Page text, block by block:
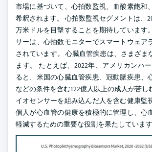
市場に基づいて、心拍数監視、血酸素飽和
希釈されます。 心拍数監視セグメントは、
万米ドルを目撃することを期待しています
サーは、心拍数モニターでスマートウェア
されています。 心臓血管疾患は、さまざま
ます。 たとえば、2022年、アメリカンハー
ると、米国の心臓血管疾患、冠動脈疾患、
などの条件を含む122億人以上の成人が苦し
イオセンサーを組み込んだ人を含む健康監
個人が心血管の健康を積極的に管理し、心
軽減するための重要な役割を果たしています